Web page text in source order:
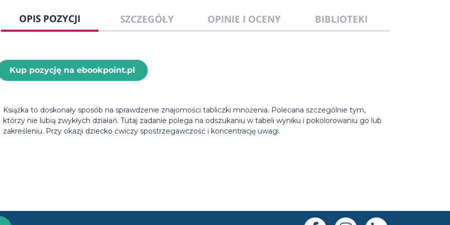
OPIS POZYCJI SZCZEGÓŁY OPINIE I OCENY BIBLIOTEKI
Kup pozycję na ebookpoint.pl
Książka to doskonały sposób na sprawdzenie znajomości tabliczki mnożenia. Polecana szczególnie tym,
którzy nie lubią zwykłych działań. Tutaj zadanie polega na odszukaniu w tabeli wyniku i pokolorowaniu go lub
zakreśleniu. Przy okazji dziecko ćwiczy spostrzegawczość i koncentrację uwagi.